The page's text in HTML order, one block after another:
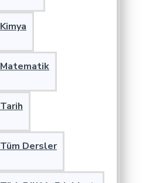
Kimya
Matematik
Tarih
Tüm Dersler